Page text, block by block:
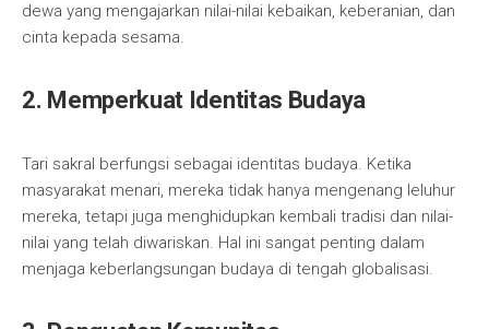
dewa yang mengajarkan nilai-nilai kebaikan, keberanian, dan
cinta kepada sesama.
2. Memperkuat Identitas Budaya
Tari sakral berfungsi sebagai identitas budaya. Ketika
masyarakat menari, mereka tidak hanya mengenang leluhur
mereka, tetapi juga menghidupkan kembali tradisi dan nilai-
nilai yang telah diwariskan. Hal ini sangat penting dalam
menjaga keberlangsungan budaya di tengah globalisasi.